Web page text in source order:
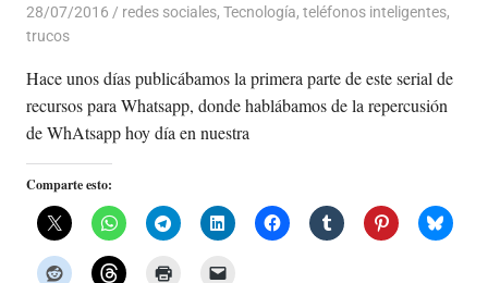
28/07/2016 Luis Castellanos
redes sociales, Tecnología, teléfonos inteligentes,
trucos
Hace unos días publicábamos la primera parte de este serial de
recursos para Whatsapp, donde hablábamos de la repercusión
de WhAtsapp hoy día en nuestra
Comparte esto: